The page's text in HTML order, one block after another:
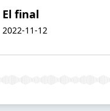
El final
2022-11-12